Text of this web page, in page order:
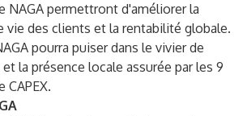
NAGA permettront d'améliorer la
vie des clients et la rentabilité globale.
pourra puiser dans le vivier de
la présence locale assurée par les 9
CAPEX.